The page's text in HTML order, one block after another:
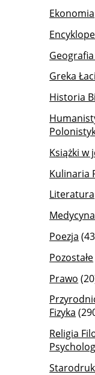
Ekonomia
Greka
Historia
Książki w
Kulinaria
Literatura
Medycyna
Poezja
Pozostałe
Prawo
Fizyka
Religia